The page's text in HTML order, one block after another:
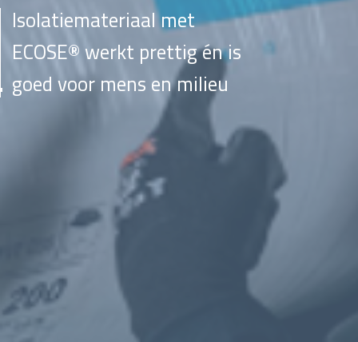
Isolatiemateriaal met
ECOSE® werkt prettig én is
goed voor mens en milieu